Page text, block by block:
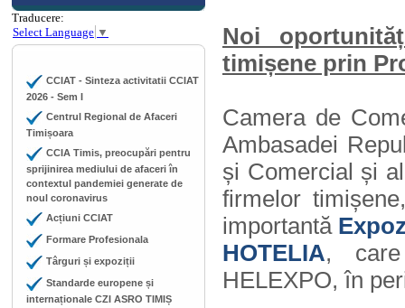
Traducere:
Select Language ▼
CCIAT - Sinteza activitatii CCIAT
2026 - Sem I
Centrul Regional de Afaceri
Timișoara
CCIA Timis, preocupări pentru
sprijinirea mediului de afaceri în
contextul pandemiei generate de
noul coronavirus
Acțiuni CCIAT
Formare Profesionala
Târguri și expoziții
Standarde europene și
internaționale CZI ASRO TIMIȘ
Noi
timișene prin
Camera de
Ambasadei
și Comercial și
firmelor
importantă
HOTELIA, care
HELEXPO, în